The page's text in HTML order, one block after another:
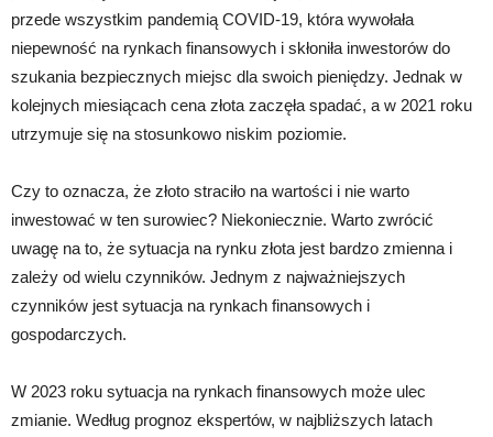
przede wszystkim pandemią COVID-19, która wywołała
niepewność na rynkach finansowych i skłoniła inwestorów do
szukania bezpiecznych miejsc dla swoich pieniędzy. Jednak w
kolejnych miesiącach cena złota zaczęła spadać, a w 2021 roku
utrzymuje się na stosunkowo niskim poziomie.
Czy to oznacza, że złoto straciło na wartości i nie warto
inwestować w ten surowiec? Niekoniecznie. Warto zwrócić
uwagę na to, że sytuacja na rynku złota jest bardzo zmienna i
zależy od wielu czynników. Jednym z najważniejszych
czynników jest sytuacja na rynkach finansowych i
gospodarczych.
W 2023 roku sytuacja na rynkach finansowych może ulec
zmianie. Według prognoz ekspertów, w najbliższych latach